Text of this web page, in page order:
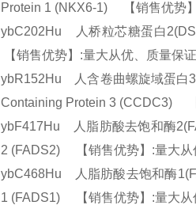
Protein 1 (NKX6-1) 【销售优势
ybC202Hu 人桥粒芯糖蛋白
【销售优势】:量大从优、质量
ybR152Hu 人含卷曲螺旋域蛋白
Containing Protein 3 (CCDC3)
ybF417Hu 人脂肪酸去饱和酶
2 (FADS2) 【销售优势】:量大
ybC468Hu 人脂肪酸去饱和酶
1 (FADS1) 【销售优势】:量大